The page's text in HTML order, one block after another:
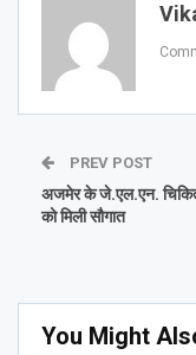
PREV POST
अजमेर के जे.एल.एन.
को मिली सौगात
You Might